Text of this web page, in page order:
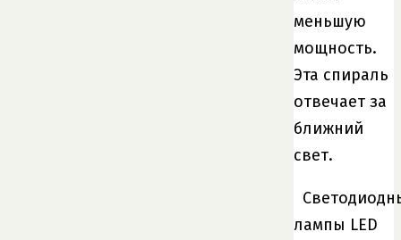
меньшую
мощность.
Эта спираль
отвечает за
ближний
свет.
лампы LED